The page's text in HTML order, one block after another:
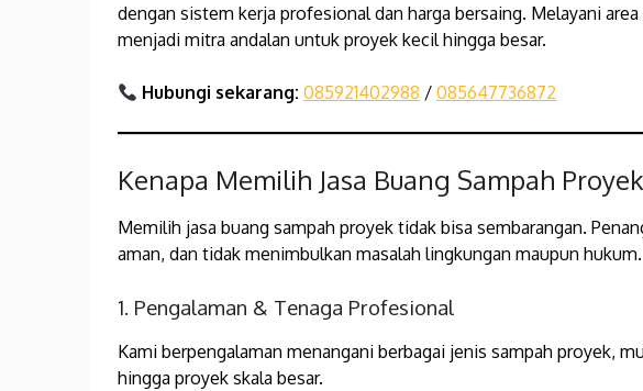
dengan sistem kerja profesional dan harga bersaing. Melayani
menjadi mitra andalan untuk proyek kecil hingga besar.
Hubungi sekarang: 085921402988 /085647736872
Kenapa Memilih Jasa Buang Sampah
Memilih jasa buang sampah proyek tidak bisa sembarangan.
aman, dan tidak menimbulkan masalah lingkungan maupun hukum.
1. Pengalaman & Tenaga Profesional
Kami berpengalaman menangani berbagai jenis sampah proyek,
hingga proyek skala besar.